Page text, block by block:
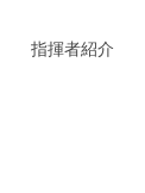
指揮者紹介